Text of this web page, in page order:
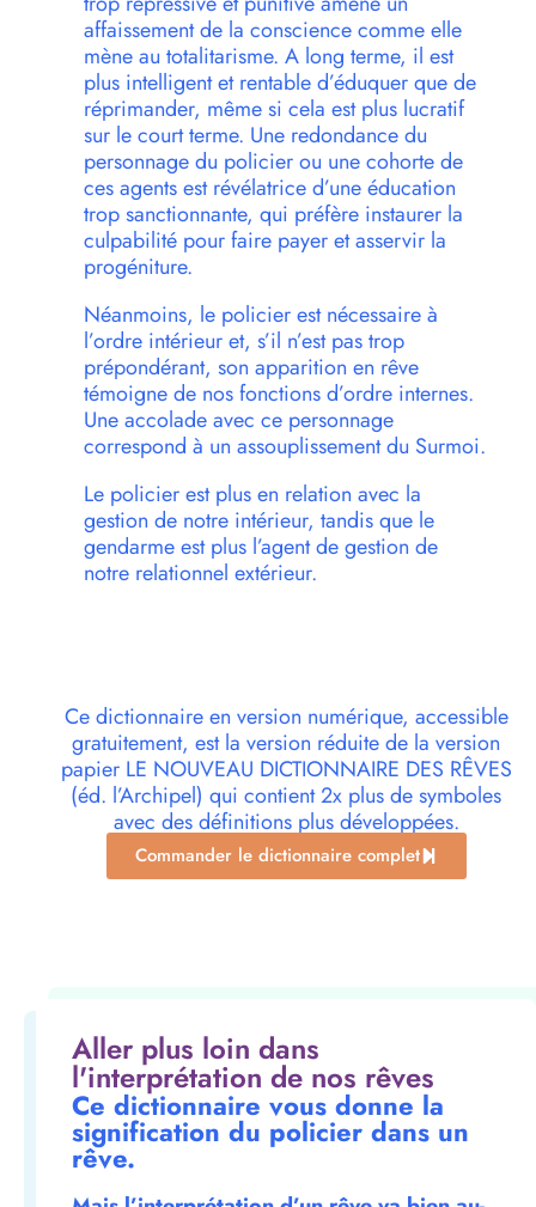
affaissement de la conscience comme elle
mène au totalitarisme. A long terme, il est
plus intelligent et rentable d’éduquer que de
réprimander, même si cela est plus lucratif
sur le court terme. Une redondance du
personnage du policier ou une cohorte de
ces agents est révélatrice d’une éducation
trop sanctionnante, qui préfère instaurer la
culpabilité pour faire payer et asservir la
progéniture.
Néanmoins, le policier est nécessaire à
l’ordre intérieur et, s’il n’est pas trop
prépondérant, son apparition en rêve
témoigne de nos fonctions d’ordre internes.
Une accolade avec ce personnage
correspond à un assouplissement du Surmoi.
Le policier est plus en relation avec la
gestion de notre intérieur, tandis que le
gendarme est plus l’agent de gestion de
notre relationnel extérieur.
Ce dictionnaire en version numérique, accessible
gratuitement, est la version réduite de la version
papier LE NOUVEAU DICTIONNAIRE DES RÊVES
(éd. l’Archipel) qui contient 2x plus de symboles
avec des définitions plus développées.
Commander le dictionnaire complet
Aller plus loin dans
l'interprétation de nos rêves
Ce dictionnaire vous donne la
signification du policier dans un
rêve.